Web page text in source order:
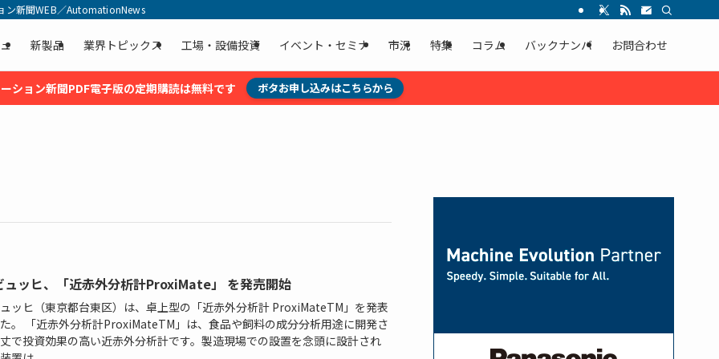
ン新聞WEB／AutomationNews
新製品 業界トピックス 工場・設備投資 イベント・セミナ 市況 特集 コラム バックナンバ お問合わせ
ション新聞PDF電子版の定期購読は無料です ボタお申し込みはこちらから
ュッヒ、「近赤外分析計ProxiMate」 を発売開始
ッヒ（東京都台東区）は、卓上型の「近赤外分析計 ProxiMateTM」を発表
。 「近赤外分析計ProxiMateTM」は、食品や飼料の成分分析用途に開発さ
で投資効果の高い近赤外分析計です。製造現場での設置を念頭に設計され